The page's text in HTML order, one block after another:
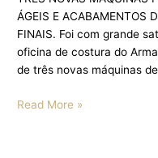
ÁGEIS E ACABAMENTOS
FINAIS. Foi com grande
oficina de costura do
de três novas máquinas
Read More »